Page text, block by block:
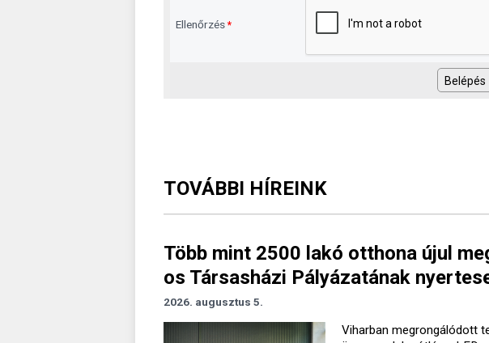
Ellenőrzés *
TOVÁBBI HÍREINK
Több mint 2500 lakó otthona újul
os Társasházi Pályázatának
2026. augusztus 5.
Viharban megrongálódott